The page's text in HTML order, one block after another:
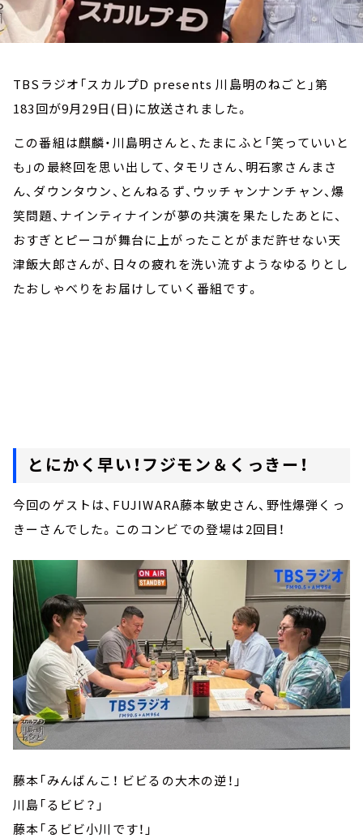
TBSラジオ「スカルプD presents 川島明のねごと」第
183回が9月29日(日)に放送されました。
この番組は麒麟・川島明さんと、たまにふと「笑っていいと
も」の最終回を思い出して、タモリさん、明石家さんまさ
ん、ダウンタウン、とんねるず、ウッチャンナンチャン、爆
笑問題、ナインティナインが夢の共演を果たしたあとに、
おすぎとピーコが舞台に上がったことがまだ許せない天
津飯大郎さんが、日々の疲れを洗い流すようなゆるりとし
たおしゃべりをお届けしていく番組です。
とにかく早い！フジモン＆くっきー！
今回のゲストは、FUJIWARA藤本敏史さん、野性爆弾くっ
きーさんでした。このコンビでの登場は2回目！
藤本「みんばんこ！ ビビるの大木の逆！」
川島「るビビ？」
藤本「るビビ小川です！」